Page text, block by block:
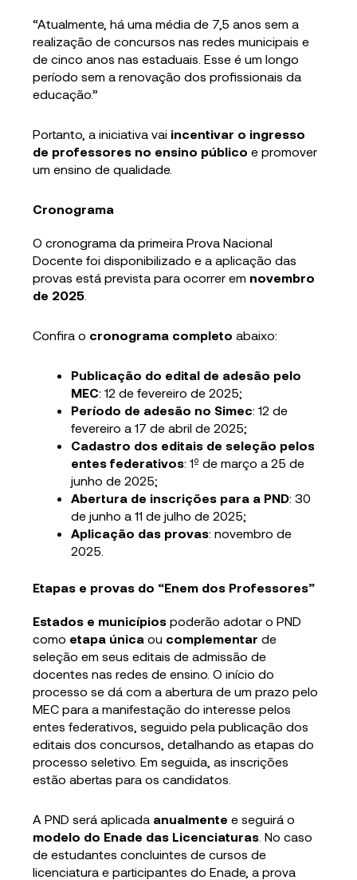
“Atualmente, há uma média de 7,5 anos sem a
realização de concursos nas redes municipais e
de cinco anos nas estaduais. Esse é um longo
período sem a renovação dos profissionais da
educação.”
Portanto, a iniciativa vai incentivar o ingresso
de professores no ensino público e promover
um ensino de qualidade.
Cronograma
O cronograma da primeira Prova Nacional
Docente foi disponibilizado e a aplicação das
provas está prevista para ocorrer em novembro
de 2025
Confira o cronograma completo abaixo:
Publicação do edital de adesão pelo
MEC: 12 de fevereiro de 2025;
Período de adesão no Simec: 12 de
fevereiro a 17 de abril de 2025;
Cadastro dos editais de seleção pelos
entes federativos: 1º de março a 25 de
junho de 2025;
Abertura de inscrições para a PND: 30
de junho a 11 de julho de 2025;
Aplicação das provas: novembro de
2025.
Etapas e provas do “Enem dos Professores”
Estados e municípiospoderão adotar o PND
como etapa únicaou complementarde
seleção em seus editais de admissão de
docentes nas redes de ensino. O início do
processo se dá com a abertura de um prazo pelo
MEC para a manifestação do interesse pelos
entes federativos, seguido pela publicação dos
editais dos concursos, detalhando as etapas do
processo seletivo. Em seguida, as inscrições
estão abertas para os candidatos.
A PND será aplicada anualmentee seguirá o
modelo do Enade das Licenciaturas . No caso
de estudantes concluintes de cursos de
licenciatura e participantes do Enade, a prova